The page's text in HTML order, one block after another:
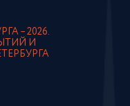
– 2026.
И